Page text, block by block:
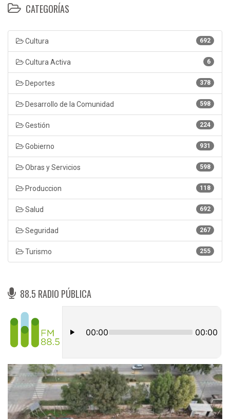
CATEGORÍAS
692
Cultura
6
Cultura Activa
378
Deportes
598
Desarrollo de la Comunidad
224
Gestión
931
Gobierno
598
Obras y Servicios
118
Produccion
692
Salud
267
Seguridad
255
Turismo
88.5 RADIO PÚBLICA